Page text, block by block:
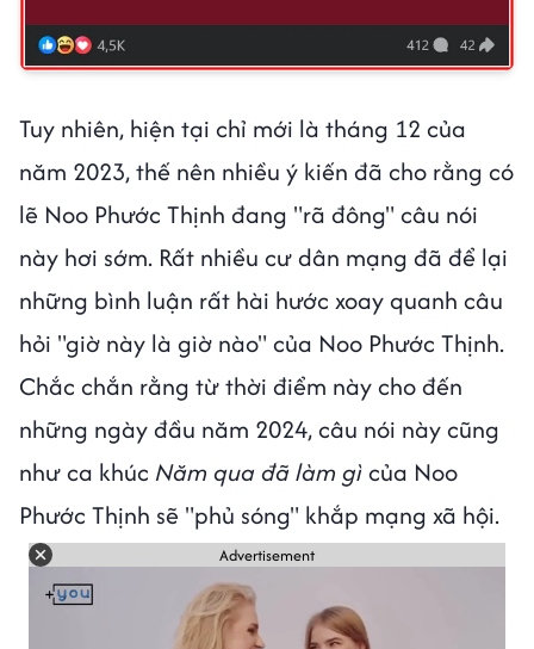
Tuy nhiên, hiện tại chỉ mới là tháng 12 của
năm 2023, thế nên nhiều ý kiến đã cho rằng có
lẽ Noo Phước Thịnh đang "rã đông" câu nói
này hơi sớm. Rất nhiều cư dân mạng đã để lại
những bình luận rất hài hước xoay quanh câu
hỏi "giờ này là giờ nào" của Noo Phước Thịnh.
Chắc chắn rằng từ thời điểm này cho đến
những ngày đầu năm 2024, câu nói này cũng
như ca khúc Năm qua đã làm gìcủa Noo
Phước Thịnh sẽ "phủ sóng" khắp mạng xã hội.
Advertisement